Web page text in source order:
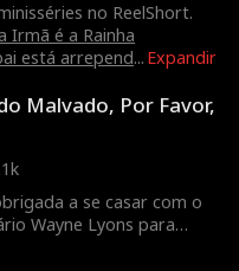
Expandir
no ReelShort.
Irmã é a Rainha
está arrepend...
Malvado, Por Favor,
a se casar com o
Wayne Lyons para